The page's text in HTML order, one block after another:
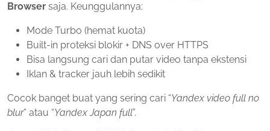
Browser saja. Keunggulannya:
Mode Turbo (hemat kuota)
Built-in proteksi blokir + DNS over HTTPS
Bisa langsung cari dan putar video tanpa ekstensi
Iklan & tracker jauh lebih sedikit
Cocok banget buat yang sering cari “Yandex video full no
blur” atau “Yandex Japan full”.